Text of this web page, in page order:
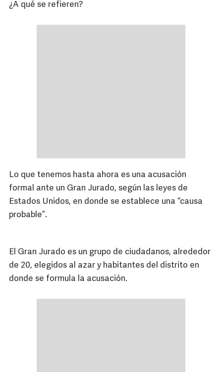
¿A qué se refieren?
Lo que tenemos hasta ahora es una acusación
formal ante un Gran Jurado, según las leyes de
Estados Unidos, en donde se establece una “causa
probable”.
El Gran Jurado es un grupo de ciudadanos, alrededor
de 20, elegidos al azar y habitantes del distrito en
donde se formula la acusación.